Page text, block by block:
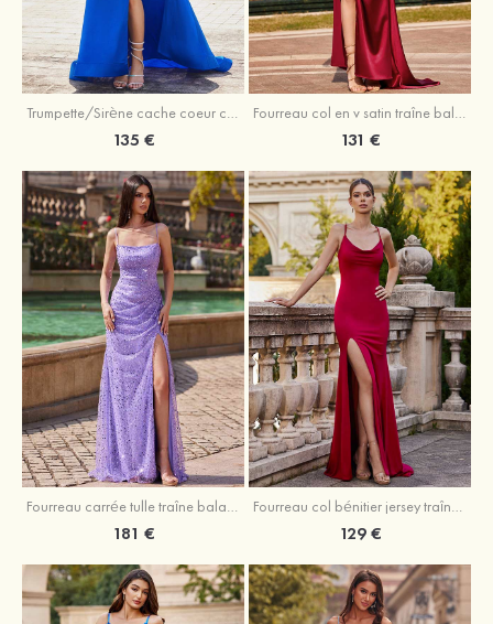
Trumpette/Sirène cache coeur charmeuse traîne balayage robe de bal
135 €
Fourreau col en v satin traîne balayage robe de bal
131 €
181 €
Fourreau col bénitier jersey traîne balayage robe de bal
129 €